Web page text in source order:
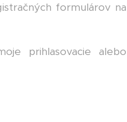
formulárov na
prihlasovacie alebo